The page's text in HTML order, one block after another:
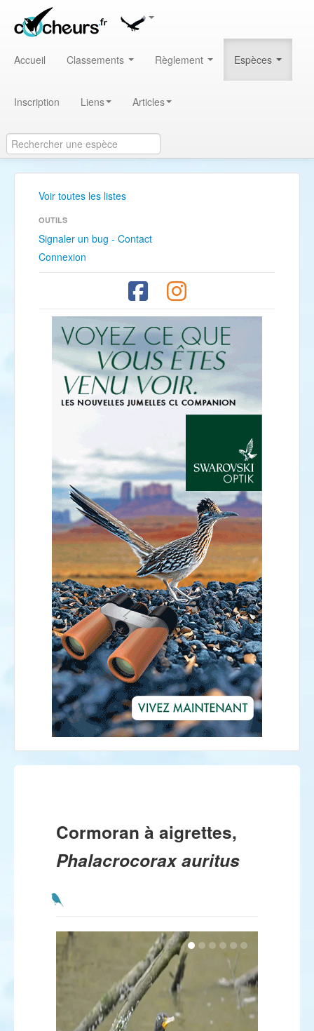
Accueil Classements Règlement Espèces
Inscription Liens Articles
Voir toutes les listes
OUTILS
Signaler un bug - Contact
Connexion
Cormoran à aigrettes,
Phalacrocorax auritus